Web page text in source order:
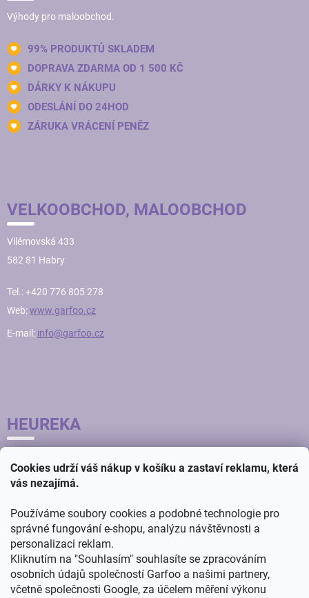
Cookies udrží váš nákup v košíku a zastaví reklamu, která
vás nezajímá.
Používáme soubory cookies a podobné technologie pro
správné fungování e-shopu, analýzu návštěvnosti a
personalizaci reklam.
Kliknutím na "Souhlasím" souhlasíte se zpracováním
osobních údajů společností Garfoo a našimi partnery,
včetně společnosti Google, za účelem měření výkonu
Výhody pro maloobchod.
99% PRODUKTŮ SKLADEM
DOPRAVA ZDARMA OD 1 500 KČ
DÁRKY K NÁKUPU
ODESLÁNÍ DO 24HOD
ZÁRUKA VRÁCENÍ PENĚZ
VELKOOBCHOD, MALOOBCHOD
Vilémovská 433
582 81 Habry
Tel.: +420 776 805 278
Web:www.garfoo.cz
E-mail: info@garfoo.cz
HEUREKA